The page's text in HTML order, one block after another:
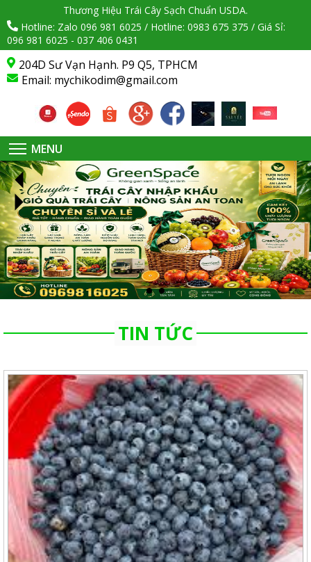
Thương Hiệu Trái Cây Sạch Chuẩn USDA.
Hotline: Zalo 096 981 6025 / Hotline: 0983 675 375 / Giá Sỉ:
096 981 6025 - 037 406 0431
204D Sư Vạn Hạnh. P9 Q5, TPHCM
Email: mychikodim@gmail.com
MENU
TIN TỨC